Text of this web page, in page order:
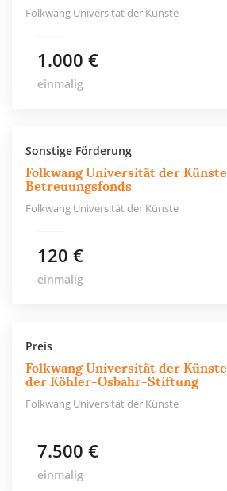
Folkwang Universität der Künste
1.000 €
einmalig
Sonstige Förderung
Folkwang Universität der
Betreuungsfonds
Folkwang Universität der Künste
120 €
einmalig
Preis
Folkwang Universität der
der Köhler-Osbahr-Stiftung
Folkwang Universität der Künste
7.500 €
einmalig